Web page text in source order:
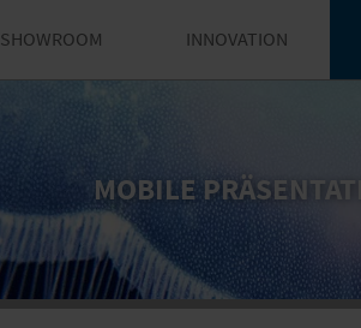
SHOWROOM INNOVATION
MOBILE